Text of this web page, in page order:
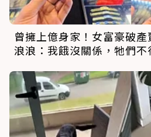
曾擁上億身家！女富豪破
浪浪：我餓沒關係，牠們不